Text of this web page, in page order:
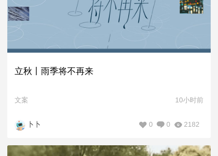
立秋丨雨季将不再来
文案 10小时前
卜卜 2182
0
0